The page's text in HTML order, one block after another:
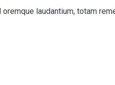
laudantium, totam